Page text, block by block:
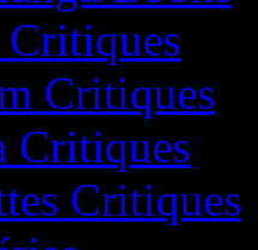
Critiques
Critiques
Critiques